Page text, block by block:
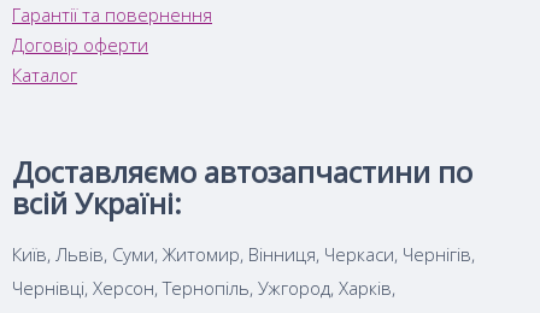
Гарантії та повернення
Договір оферти
Каталог
Доставляємо автозапчастини по
всій Україні:
Київ, Львів, Суми, Житомир, Вінниця, Черкаси, Чернігів,
Чернівці, Херсон, Тернопіль, Ужгород, Харків,